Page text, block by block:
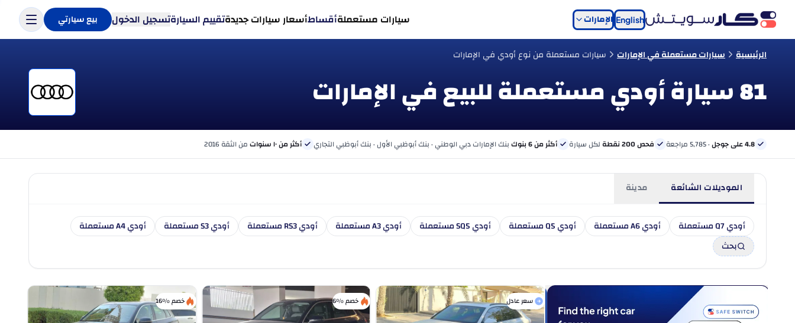
English الإمارات سيارات مستعملةأقساطأسعار سيارات جديدةتقييم السيارةتسجيل الدخول بيع سيارتي
الرئيسية سيارات مستعملة في الإمارات سيارات مستعملة من نوع أودي في الإمارات
81 سيارة أودي مستعملة للبيع في الإمارات
4.8 على جوجل · 5,785 مراجعة فحص 200 نقطة لكل سيارة أكثر من 6 بنوك بنك الإمارات دبي الوطني · بنك أبوظبي الأول · بنك أبوظبي التجاري أكثر من ١٠ سنوات من الثقة 2016
الموديلات الشائعة مدينة
أودي Q7 مستعملة أودي A6 مستعملة أودي Q5 مستعملة أودي SQ5 مستعملة أودي A3 مستعملة أودي RS3 مستعملة أودي S3 مستعملة
أودي A4 مستعملة
بحث
سعر عادل خصم %6 خصم %16